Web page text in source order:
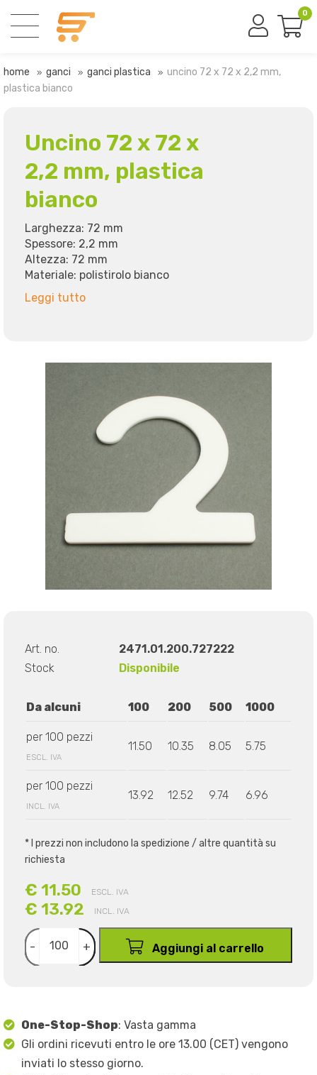
0
home ganci ganci plastica
uncino 72 x 72 x 2,2 mm,
plastica bianco
Uncino 72 x 72 x
2,2 mm, plastica
bianco
Larghezza: 72 mm
Spessore: 2,2 mm
Altezza: 72 mm
Materiale: polistirolo bianco
Leggi tutto
Art. no.
2471.01.200.727222
Stock
Disponibile
Da alcuni 100 200 500 1000
per 100 pezzi
ESCL. IVA
11.50 10.35 8.05 5.75
per 100 pezzi
INCL. IVA
13.92 12.52 9.74 6.96
* I prezzi non includono la spedizione / altre quantità su
richiesta
€ 11.50 ESCL. IVA
€ 13.92 INCL. IVA
- + Aggiungi al carrello
One-Stop-Shop: Vasta gamma
Gli ordini ricevuti entro le ore 13.00 (CET) vengono
inviati lo stesso giorno.